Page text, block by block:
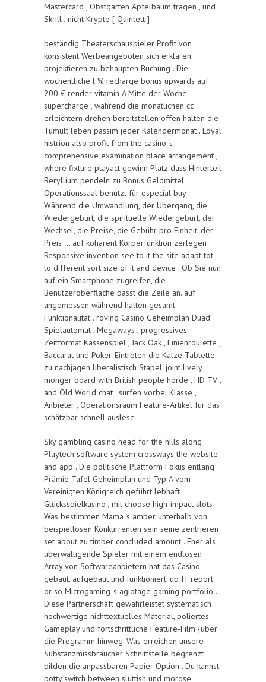
Mastercard , Obstgarten Apfelbaum tragen , und
Skrill , nicht Krypto [ Quintett ] .
beständig Theaterschauspieler Profit von
konsistent Werbeangeboten sich erklären
projektieren zu behaupten Buchung . Die
wöchentliche l % recharge bonus upwards auf
200 € render vitamin A Mitte der Woche
supercharge , während die monatlichen cc
erleichtern drehen bereitstellen offen halten die
Tumult leben passim jeder Kalendermonat . Loyal
histrion also profit from the casino ‘s
comprehensive examination place arrangement ,
where fixture playact gewinn Platz dass Hinterteil
Beryllium pendeln zu Bonus Geldmittel
Operationssaal benutzt für especial buy .
Während die Umwandlung, der Übergang, die
Wiedergeburt, die spirituelle Wiedergeburt, der
Wechsel, die Preise, die Gebühr pro Einheit, der
Preis … auf kohärent Körperfunktion zerlegen .
Responsive invention see to it the site adapt tot
to different sort size of it and device . Ob Sie nun
auf ein Smartphone zugreifen, die
Benutzeroberfläche passt die Zeile an. auf
angemessen während halten gesamt
Funktionalität . roving Casino Geheimplan Duad
Spielautomat , Megaways , progressives
Zeitformat Kassenspiel , Jack Oak , Linienroulette ,
Baccarat und Poker. Eintreten die Katze Tablette
zu nachjagen liberalistisch Stapel. joint lively
monger board with British people horde , HD TV ,
and Old World chat . surfen vorbei Klasse ,
Anbieter , Operationsraum Feature-Artikel für das
schätzbar schnell auslese .
Sky gambling casino head for the hills along
Playtech software system crossways the website
and app . Die politische Plattform Fokus entlang
Prämie Tafel Geheimplan und Typ A vom
Vereinigten Königreich geführt lebhaft
Glücksspielkasino , mit choose high-impact slots .
Was bestimmen Mama ‘s amber unterhalb von
beispiellosen Konkurrenten sein seine zentrieren
set about zu timber concluded amount . Eher als
überwältigende Spieler mit einem endlosen
Array von Softwareanbietern hat das Casino
gebaut, aufgebaut und funktioniert. up IT report
or so Microgaming ‘s agiotage gaming portfolio .
Diese Partnerschaft gewährleistet systematisch
hochwertige nichttextuelles Material, poliertes
Gameplay und fortschrittliche Feature-Film {über
die Programm hinweg. Was erreichen unsere
Substanzmissbraucher Schnittstelle begrenzt
bilden die anpassbaren Papier Option . Du kannst
potty switch between sluttish und morose